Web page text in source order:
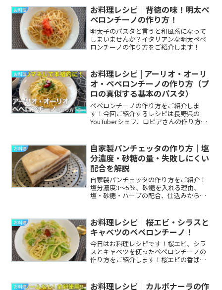
お料理
お料理レシピ｜背徳の味！明太ペ
ペロンチーノの作り方！
明太子のパスタと言うと和風系になって
しまいませんか？イタリアンな明太ペペ
ロンチーノの作り方をご紹介します！
お料理
お料理レシピ | アーリオ・オーリ
オ・ペペロンチーノの作り方（プ
ロの真似する基本のパスタ）
ペペロンチーノの作り方をご紹介しま
す！今回ご紹介するレシピは長野県の
YouTuberシェフ、ロピアさんの作り方を
ご紹介しますので、ぜひ作ってみてくだ
さい！
お料理
自家製パンチェッタの作り方｜塩
分濃度・砂糖の量・失敗しにくい
配合を解説
自家製パンチェッタの作り方をご紹介！
塩分濃度3〜5％、砂糖を入れる理由、
塩・砂糖・ハーブの配合、仕込みから塩
の注意点もまとめました。
お料理
お料理レシピ｜桜エビ・シラスと
キャベツのペペロンチーノ！
今日はお料理レシピです！桜エビ、シラ
スとキャベツを使ったペペロンチーノの
作り方をご紹介します！桜エビの香ばし
す！
お料理
お料理レシピ｜カルボナーラの作